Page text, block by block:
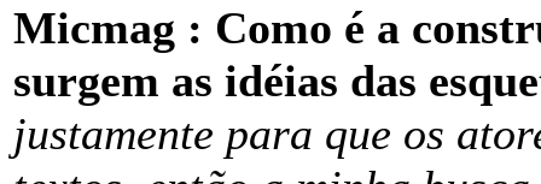
Micmag : Como é a
surgem as idéias das
justamente para que os